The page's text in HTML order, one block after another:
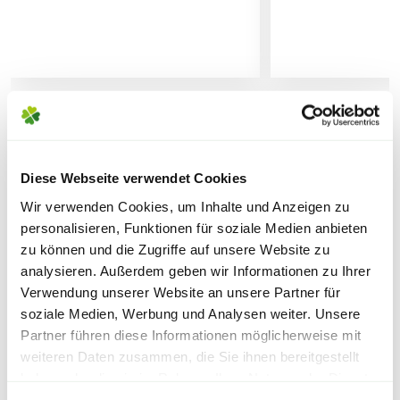
Diese Webseite verwendet Cookies
Wir verwenden Cookies, um Inhalte und Anzeigen zu
personalisieren, Funktionen für soziale Medien anbieten
zu können und die Zugriffe auf unsere Website zu
analysieren. Außerdem geben wir Informationen zu Ihrer
Verwendung unserer Website an unsere Partner für
soziale Medien, Werbung und Analysen weiter. Unsere
Partner führen diese Informationen möglicherweise mit
weiteren Daten zusammen, die Sie ihnen bereitgestellt
gepflanzt, in welchem sie drei Jahre lang
Einsatz von Pflanzenschutzmitteln
hohen Zierwert besitzen.
Wird diese Prüfung bestanden, darf die
Rosensorte die ADR-Auszeichnung
tragen.
KÖNNEN ENTSTEHEN
PAKETVERSAND
6,95€für Standardpakete (z.B.Dünger oder
Zubehör)
7,95€für größere Pakete (z.B. Pflanzen oder
Erde)